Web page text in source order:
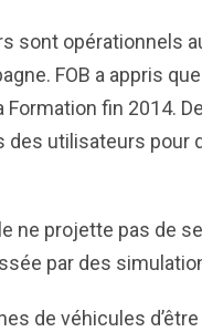
sont opérationnels
FOB a appris
fin 2014.
des utilisateurs pour
ne projette pas de
par des
de véhicules